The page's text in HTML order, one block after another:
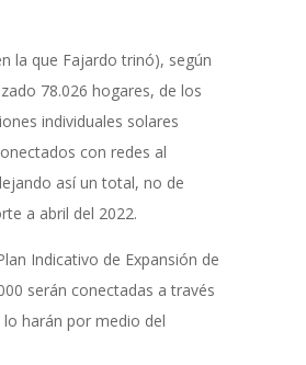
la que Fajardo trinó), según
78.026 hogares, de los
individuales solares
con redes al
así un total, no de
a abril del 2022.
Indicativo de Expansión de
serán conectadas a través
lo harán por medio del